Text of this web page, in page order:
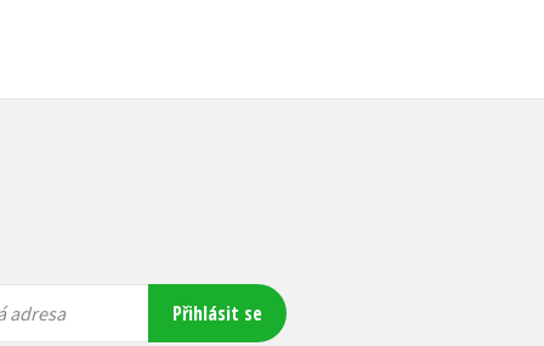
adresa Přihlásit se